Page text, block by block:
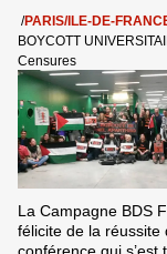
/PARIS/ILE-DE-
BOYCOTT
Censures
La Campagne BDS
félicite de la réussite